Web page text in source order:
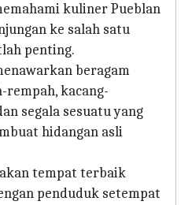
kuliner Pueblan
ke salah satu
penting.
beragam
rempah, kacang-
segala sesuatu yang
hidangan asli
tempat terbaik
penduduk setempat